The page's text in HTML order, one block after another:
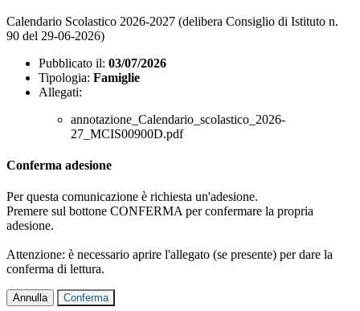
Calendario Scolastico 2026-2027 (delibera Consiglio di Istituto n.
90 del 29-06-2026)
Pubblicato il: 03/07/2026
Tipologia: Famiglie
Allegati:
annotazione_Calendario_scolastico_2026-
27_MCIS00900D.pdf
Conferma adesione
Per questa comunicazione è richiesta un'adesione.
Premere sul bottone CONFERMA per confermare la propria
adesione.
Attenzione: è necessario aprire l'allegato (se presente) per dare la
conferma di lettura.
Annulla Conferma